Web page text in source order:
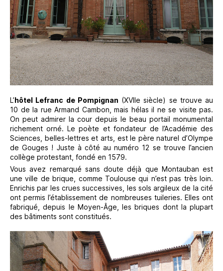
L’hôtel Lefranc de Pompignan (XVIIe siècle) se trouve au
10 de la rue Armand Cambon, mais hélas il ne se visite pas.
On peut admirer la cour depuis le beau portail monumental
richement orné. Le poète et fondateur de l’Académie des
Sciences, belles-lettres et arts, est le père naturel d’Olympe
de Gouges ! Juste à côté au numéro 12 se trouve l’ancien
collège protestant, fondé en 1579.
Vous avez remarqué sans doute déjà que Montauban est
une ville de brique, comme Toulouse qui n’est pas très loin.
Enrichis par les crues successives, les sols argileux de la cité
ont permis l’établissement de nombreuses tuileries. Elles ont
fabriqué, depuis le Moyen-Âge, les briques dont la plupart
des bâtiments sont constitués.